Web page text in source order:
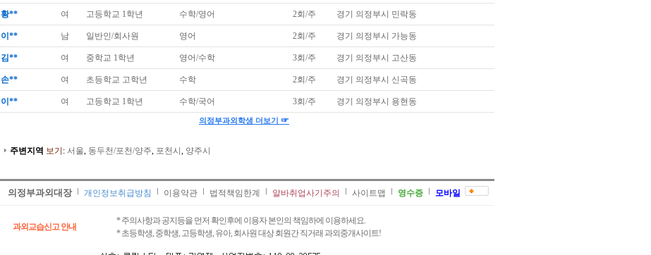
황** 여 고등학교 1학년 수학/영어 2회/주 경기 의정부시 민락동
이** 남 일반인/회사원 영어 2회/주 경기 의정부시 가능동
김** 여 중학교 1학년 영어/수학 3회/주 경기 의정부시 고산동
손** 여 초등학교 고학년 수학 2회/주 경기 의정부시 신곡동
이** 여 고등학교 1학년 수학/국어 3회/주 경기 의정부시 용현동
의정부과외학생 더보기 ☞
주변지역 보기 : 서울, 동두천/포천/양주, 포천시 , 양주시
의정부과외대장 개인정보취급방침 이용약관 법적책임한계 알바취업사기주의 사이트맵 영수증 모바일
과외교습신고 안내
* 주의사항과 공지등을 먼저 확인후에 이용자 본인의 책임하에 이용하세요.
* 초등학생, 중학생, 고등학생, 유아, 회사원 대상 회원간 직거래 과외중개사이트!